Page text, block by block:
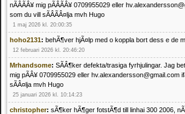
nÃÂÃÂ¥ mig pÃÂÃÂ¥ 0709955029 eller
som du vill sÃÂÃÂ¤lja mvh Hugo
1 maj 2026 kl. 20:00:35
hoho2131: behÃ¶ver hjÃ¤lp med o koppla bort dess e de
12 februari 2026 kl. 20:46:20
Mrhandsome: SÃÂ¶ker defekta/trasiga fyrhjulingar. Jag
mig pÃÂ¥ 0709955029 eller hv.alexandersson@gmail.com
sÃÂ¤lja mvh Hugo
25 januari 2026 kl. 10:14:23
christopher: sÃ¶ker hÃ¶ger fotstÃ¶d till linhai 300 2006,